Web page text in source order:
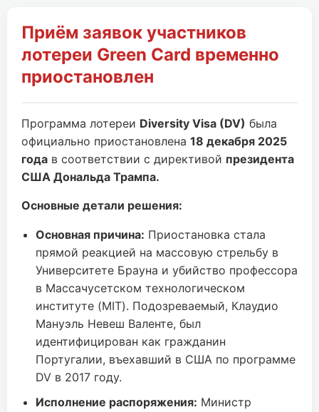
Приём заявок участников
лотереи Green Card временно
приостановлен
Программа лотереи Diversity Visa (DV) была
официально приостановлена 18 декабря 2025
года в соответствии с директивой президента
США Дональда Трампа.
Основные детали решения:
Основная причина: Приостановка стала
прямой реакцией на массовую стрельбу в
Университете Брауна и убийство профессора
в Массачусетском технологическом
институте (MIT). Подозреваемый, Клаудио
Мануэль Невеш Валенте, был
идентифицирован как гражданин
Португалии, въехавший в США по программе
DV в 2017 году.
Исполнение распоряжения: Министр